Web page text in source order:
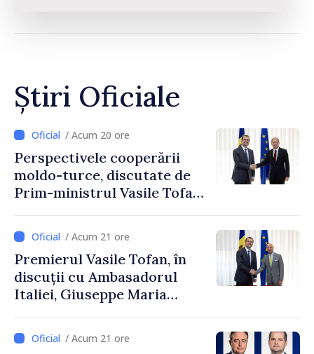
Știri Oficiale
/ Acum 20 ore
Perspectivele cooperării
moldo-turce, discutate de
Prim-ministrul Vasile Tofan
Uygar Mustafa Sertel
/ Acum 21 ore
Premierul Vasile Tofan, în
discuții cu Ambasadorul
Italiei, Giuseppe Maria
/ Acum 21 ore